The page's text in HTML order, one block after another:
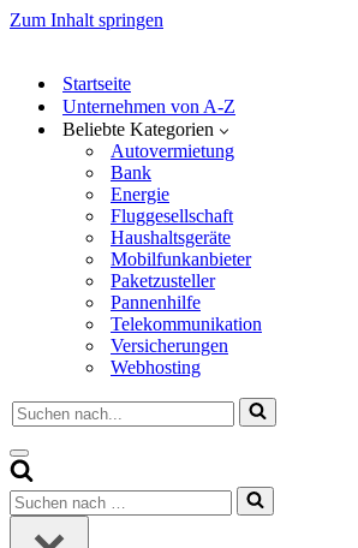
Zum Inhalt springen
Startseite
Unternehmen von A-Z
Beliebte Kategorien
Autovermietung
Bank
Energie
Fluggesellschaft
Haushaltsgeräte
Mobilfunkanbieter
Paketzusteller
Pannenhilfe
Telekommunikation
Versicherungen
Webhosting
Suchen
nach …
Navigationsmenü
Suchen
nach …